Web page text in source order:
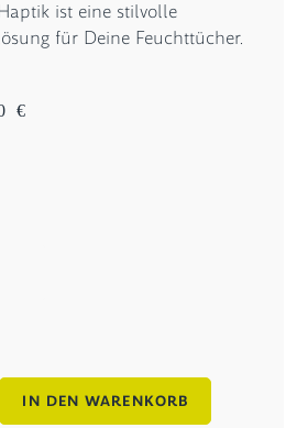
ist eine stilvolle
für Deine Feuchttücher.
€49,90 €
IN DEN WARENKORB